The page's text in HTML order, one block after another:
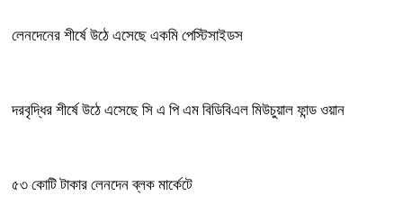
লেনদেনের শীর্ষে উঠে এসেছে একমি পেস্টিসাইডস
দরবৃদ্ধির শীর্ষে উঠে এসেছে সি এ পি এম বিডিবিএল মিউচুয়াল ফান্ড ওয়ান
৫৩ কোটি টাকার লেনদেন ব্লক মার্কেটে